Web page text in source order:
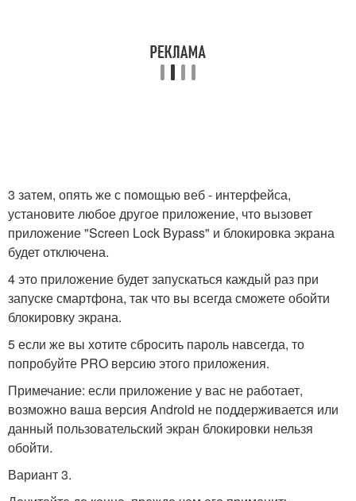
3 затем, опять же с помощью веб - интерфейса,
установите любое другое приложение, что вызовет
приложение "Screen Lock Bypass" и блокировка экрана
будет отключена.
4 это приложение будет запускаться каждый раз при
запуске смартфона, так что вы всегда сможете обойти
блокировку экрана.
5 если же вы хотите сбросить пароль навсегда, то
попробуйте PRO версию этого приложения.
Примечание: если приложение у вас не работает,
возможно ваша версия Android не поддерживается или
данный пользовательский экран блокировки нельзя
обойти.
Вариант 3.